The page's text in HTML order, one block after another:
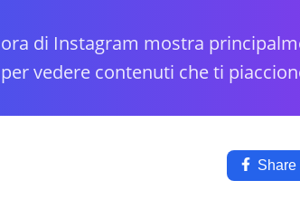
di Instagram mostra
vedere contenuti che ti
Share